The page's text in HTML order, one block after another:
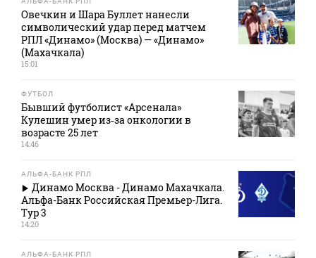
Овечкин и Шара Буллет нанесли
символический удар перед матчем
РПЛ «Динамо» (Москва) — «Динамо»
(Махачкала)
15:01
ФУТБОЛ
Бывший футболист «Арсенала»
Кулешин умер из‑за онкологии в
возрасте 25 лет
14:46
АЛЬФА-БАНК РПЛ
Динамо Москва - Динамо Махачкала.
Альфа-Банк Российская Премьер-Лига.
Тур 3
14:20
АЛЬФА-БАНК РПЛ